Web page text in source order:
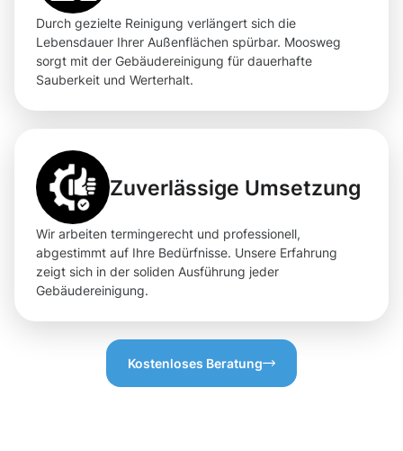
Durch gezielte Reinigung verlängert sich die
Lebensdauer Ihrer Außenflächen spürbar. Moosweg
sorgt mit der Gebäudereinigung für dauerhafte
Sauberkeit und Werterhalt.
Zuverlässige Umsetzung
Wir arbeiten termingerecht und professionell,
abgestimmt auf Ihre Bedürfnisse. Unsere Erfahrung
zeigt sich in der soliden Ausführung jeder
Gebäudereinigung.
Kostenloses Beratung